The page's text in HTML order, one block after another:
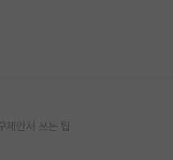
제안서 쓰는 팁